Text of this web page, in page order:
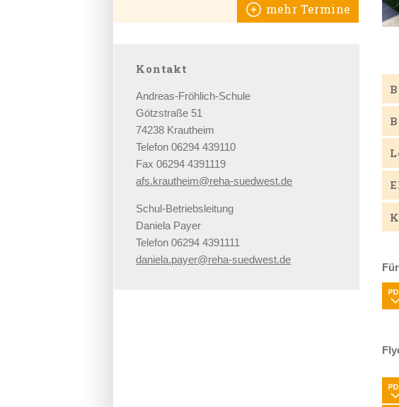
mehr Termine
Kontakt
Andreas-Fröhlich-Schule
Götzstraße 51
74238 Krautheim
Telefon 06294 439110
Fax 06294 4391119
afs.krautheim@reha-suedwest.de
Schul-Betriebsleitung
Daniela Payer
Telefon 06294 4391111
daniela.payer@reha-suedwest.de